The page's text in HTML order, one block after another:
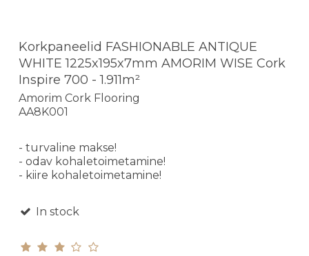
Korkpaneelid FASHIONABLE ANTIQUE
WHITE 1225x195x7mm AMORIM WISE Cork
Inspire 700 - 1.911m²
Amorim Cork Flooring
AA8K001
- turvaline makse!
- odav kohaletoimetamine!
- kiire kohaletoimetamine!
In stock